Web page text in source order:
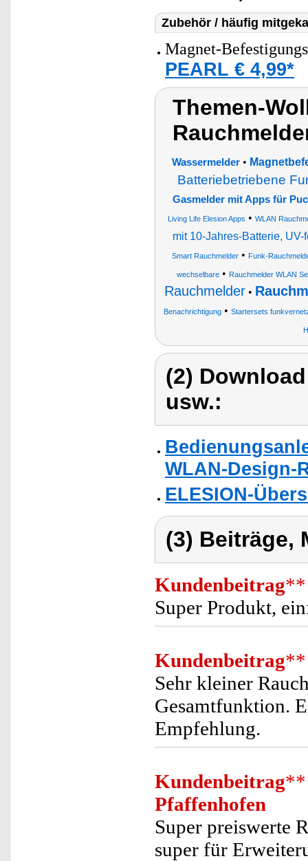
Zubehör / häufig
Magnet-
PEARL € 4,99*
Themen-
Wassermelder•
Batteriebetriebene
Gasmelder mit Apps für
Living Life Elesion Apps • WLAN
mit 10-Jahres-Batterie, UV-
Smart Rauchmelder• Funk-
wechselbare • Rauchmelder WLAN
Rauchmelder •
Benachrichtigung • Startersets
(2)
usw.:
WLAN-Design-
ELESION-
(3) Beiträge,
Kundenbeitrag**
Super Produkt,
Kundenbeitrag**
Sehr kleiner
Gesamtfunktion.
Empfehlung.
Kundenbeitrag**
Pfaffenhofen
Super preiswerte
super für